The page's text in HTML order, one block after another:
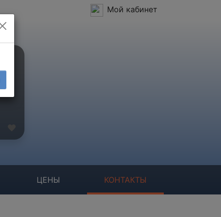
Мой кабинет
ЦЕНЫ КОНТАКТЫ